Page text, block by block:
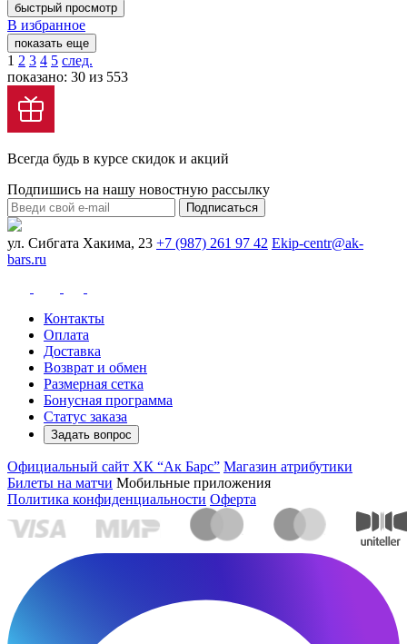
быстрый просмотр
В избранное
показать еще
1 2 3 4 5 след.
показано: 30 из 553
Всегда будь в курсе скидок и акций
Подпишись на нашу новостную рассылку
Подписаться
ул. Сибгата Хакима, 23 +7 (987) 261 97 42 Ekip-centr@ak-
bars.ru
Контакты
Оплата
Доставка
Возврат и обмен
Размерная сетка
Бонусная программа
Статус заказа
Задать вопрос
Официальный сайт ХК “Ак Барс” Магазин атрибутики
Билеты на матчи Мобильные приложения
Политика конфиденциальности Оферта